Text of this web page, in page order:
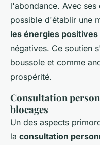
l'abondance. Avec
possible d'établir une
les énergies positives
négatives. Ce soutien
boussole et comme
prospérité.
Consultation
blocages
Un des aspects
la consultation